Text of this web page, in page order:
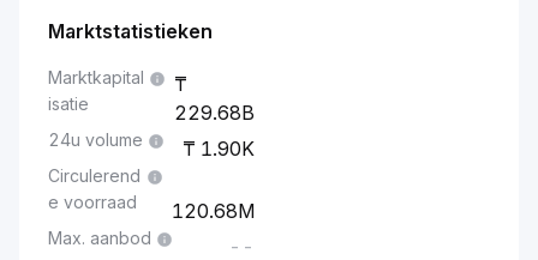
Marktstatistieken
Marktkapital
isatie
229.68B
24u volume 1.90K
Circulerend
e voorraad
120.68M
Max. aanbod --